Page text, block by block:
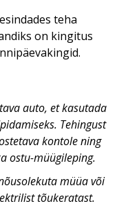
teha
on kingitus
auto, et kasutada
Tehingust
kontole ning
ostu-müügileping.
müüa või
tõukeratast.